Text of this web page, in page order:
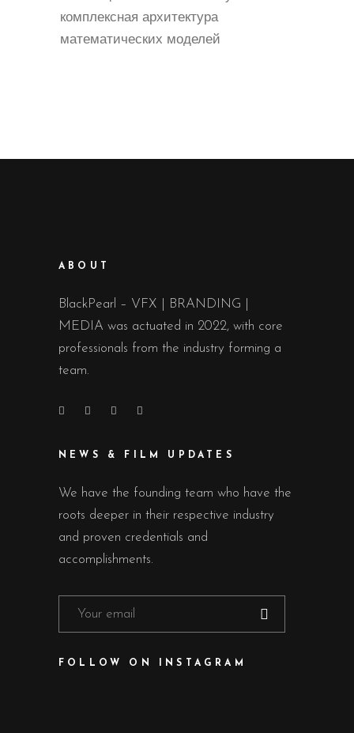
комплексная архитектура
математических моделей
ABOUT
BlackPearl – VFX | BRANDING |
MEDIA was actuated in 2022, with core
professionals from the industry forming a
team.
NEWS & FILM UPDATES
We have the founding team who have the
roots deeper in their respective industry
and proven credentials and
accomplishments.
FOLLOW ON INSTAGRAM